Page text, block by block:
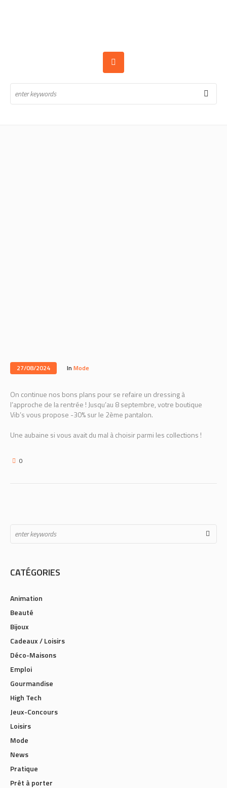
27/08/2024 In Mode
On continue nos bons plans pour se refaire un dressing à
l’approche de la rentrée ! Jusqu’au 8 septembre, votre boutique
Vib’s vous propose -30% sur le 2ème pantalon.
Une aubaine si vous avait du mal à choisir parmi les collections !
0
CATÉGORIES
Animation
Beauté
Bijoux
Cadeaux / Loisirs
Déco-Maisons
Emploi
Gourmandise
High Tech
Jeux-Concours
Loisirs
Mode
News
Pratique
Prêt à porter